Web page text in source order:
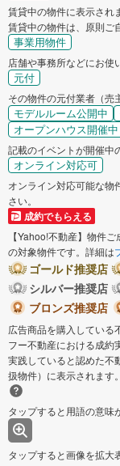
賃貸中の物件に表示され
賃貸中の物件は、原則ご
事業用物件
店舗や事務所などにお使
元付
その物件の元付業者（売
モデルルーム公開中
オープンハウス開催中
記載のイベントが開催中
オンライン対応可
オンライン対応可能な物
さい。
成約でもらえる
【Yahoo!不動産】物件
の対象物件です。詳細は
ゴールド推奨店
シルバー推奨店
ブロンズ推奨店
広告商品を購入している
フー不動産における成約
実践していると認めた不
扱物件）に表示されます。
タップすると用語の意味
タップすると画像を拡大